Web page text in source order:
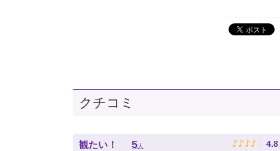
クチコミ
観たい！ 5 人 ♪ ♪ ♪ ♪ ♪ 4.8